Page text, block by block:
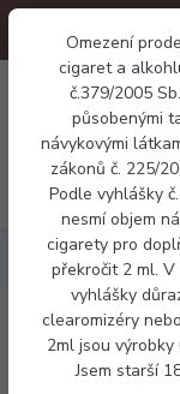
Omezení
cigaret a
č.379/2005
působenými
návykovými
zákonů č. 225/
Podle vyhlášky
nesmí objem
cigarety pro
překročit 2 ml.
vyhlášky
clearomizéry
2ml jsou
Jsem starší
Elektronické
VooPoo